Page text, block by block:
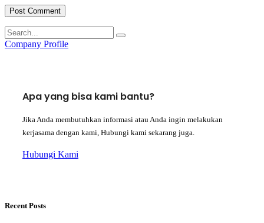
Company Profile
Apa yang bisa kami bantu?
Jika Anda membutuhkan informasi atau Anda ingin melakukan
kerjasama dengan kami, Hubungi kami sekarang juga.
Hubungi Kami
Recent Posts